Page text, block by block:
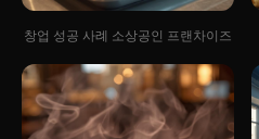
창업 성공 사례 소상공인 프랜차이즈